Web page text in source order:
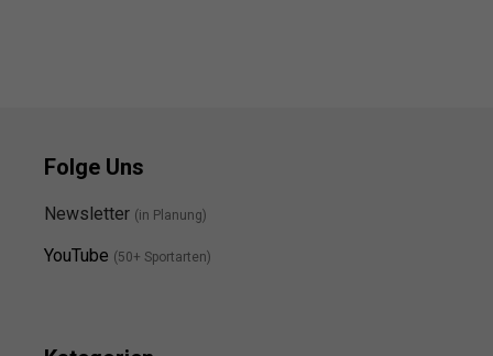
Folge Uns
Newsletter (in Planung)
YouTube (50+ Sportarten)